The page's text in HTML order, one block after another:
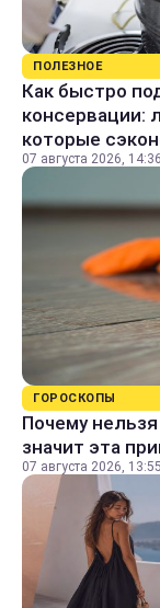
ПОЛЕЗНОЕ
Как быстро
консервации:
которые
07 августа 2026, 14:36
ГОРОСКОПЫ
Почему
значит эта
07 августа 2026, 13:55